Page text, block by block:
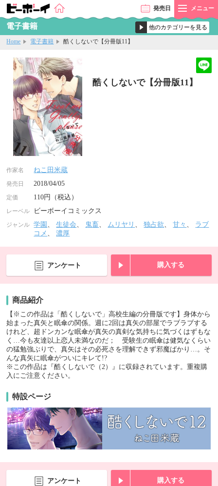
発売日 メニュー
電子書籍
Home 電子書籍 酷くしないで【分冊版11】
酷くしないで【分冊版11】
作家名 ねこ田米蔵
発売日 2018/04/05
定価 110円（税込）
レーベル ビーボーイコミックス
ジャンル 学園 、生徒会、 鬼畜、 ムリヤリ 、独占欲、甘々 、 ラブ
コメ 、濃厚
アンケート 購入する
商品紹介
【※この作品は「酷くしないで」高校生編の分冊版です】身体から
始まった真矢と眠傘の関係。週に2回は真矢の部屋でラブラブする
けれど、超ドンカンな眠傘が真矢の真剣な気持ちに気づくはずもな
く…今も友達以上恋人未満なのだ； 受験生の眠傘は健気なくらい
の猛勉強ぶりで、真矢はその必死さを理解できず邪魔ばかり…。そ
んな真矢に眠傘がついにキレて!?
※この作品は『酷くしないで（2）』に収録されています。重複購
入にご注意ください。
特設ページ
アンケート 購入する